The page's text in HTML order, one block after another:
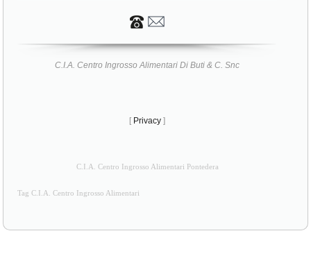
C.I.A. Centro Ingrosso Alimentari Di Buti & C. Snc
[ Privacy ]
C.I.A. Centro Ingrosso Alimentari Pontedera
Tag C.I.A. Centro Ingrosso Alimentari